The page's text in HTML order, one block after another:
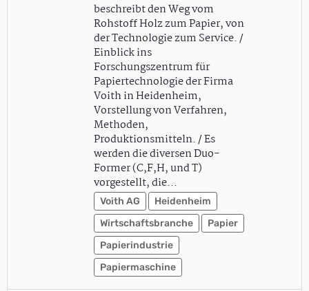
beschreibt den Weg vom
Rohstoff Holz zum Papier, von
der Technologie zum Service. /
Einblick ins
Forschungszentrum für
Papiertechnologie der Firma
Voith in Heidenheim,
Vorstellung von Verfahren,
Methoden,
Produktionsmitteln. / Es
werden die diversen Duo-
Former (C,F,H, und T)
vorgestellt, die…
Voith AG
Heidenheim
Wirtschaftsbranche
Papier
Papierindustrie
Papiermaschine